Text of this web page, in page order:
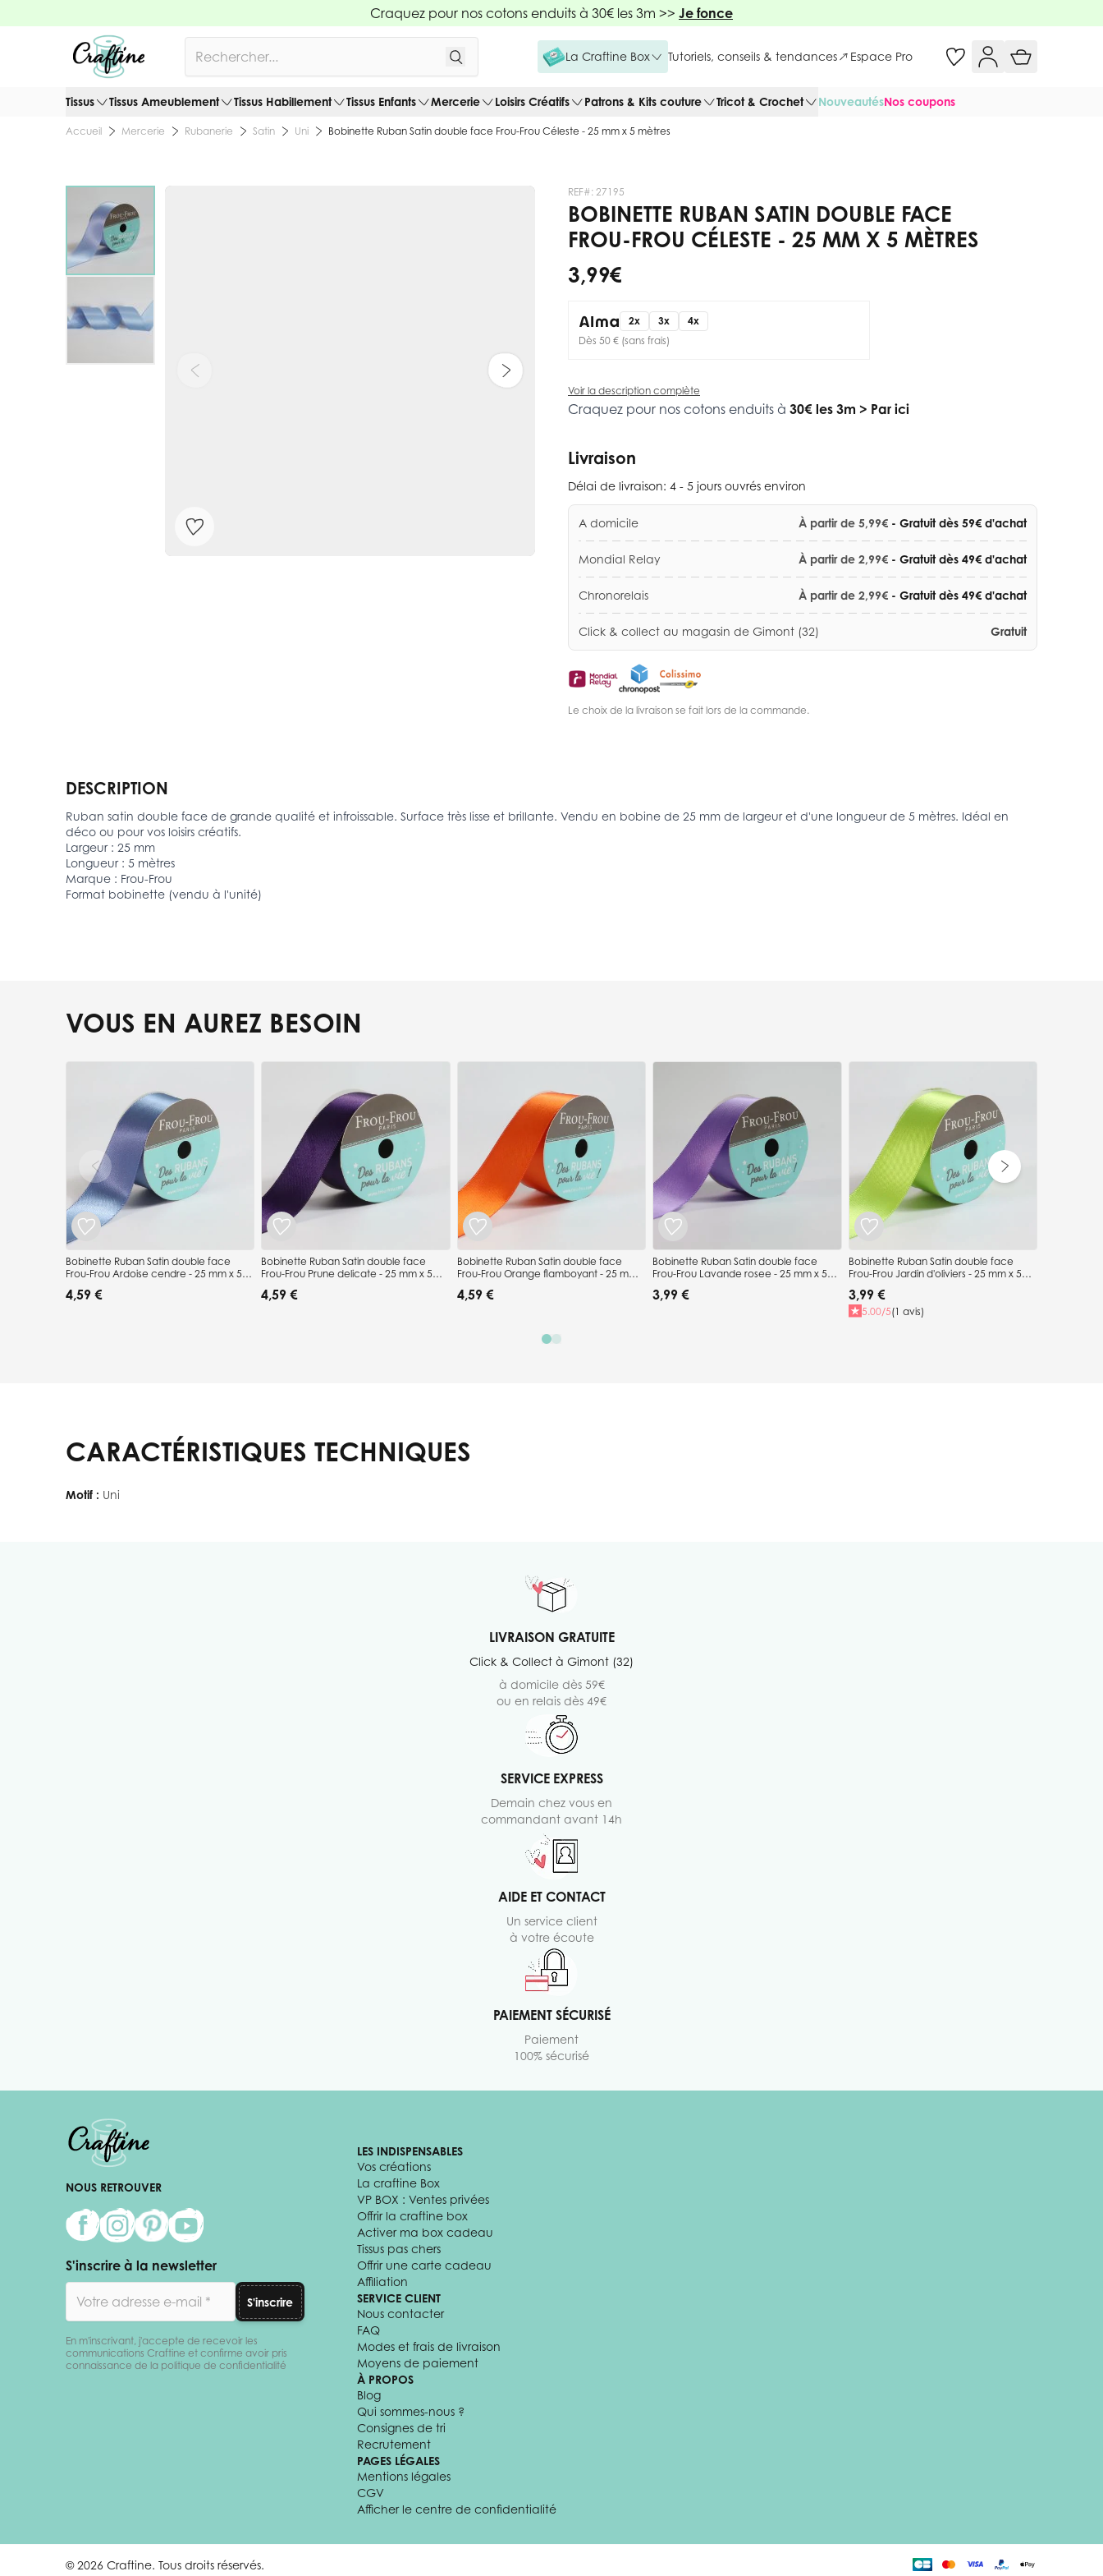
Craquez pour nos cotons enduits à 30€ les 3m >> Je fonce
La Craftine Box Tutoriels, conseils & tendances Espace Pro
Tissus Tissus Ameublement Tissus Habillement Tissus Enfants Mercerie Loisirs Créatifs Patrons & Kits couture Tricot & Crochet NouveautésNos coupons
Accueil Mercerie Rubanerie Satin Uni Bobinette Ruban Satin double face Frou-Frou Céleste - 25 mm x 5 mètres
REF#: 27195
BOBINETTE RUBAN SATIN DOUBLE FACE
FROU-FROU CÉLESTE - 25 MM X 5 MÈTRES
3,99 €
2x 3x
4x
Dès 50 € (sans frais)
Voir la description complète
Craquez pour nos cotons enduits à 30€ les 3m > Par ici
Livraison
Délai de livraison: 4 - 5 jours ouvrés environ
A domicile À partir de 5,99€ - Gratuit dès 59€ d'achat
Mondial Relay À partir de 2,99€ - Gratuit dès 49€ d'achat
Chronorelais À partir de 2,99€ - Gratuit dès 49€ d'achat
Click & collect au magasin de Gimont (32) Gratuit
Le choix de la livraison se fait lors de la commande.
DESCRIPTION
Ruban satin double face de grande qualité et infroissable. Surface très lisse et brillante. Vendu en bobine de 25 mm de largeur et d'une longueur de 5 mètres. Idéal en
déco ou pour vos loisirs créatifs.
Largeur : 25 mm
Longueur : 5 mètres
Marque : Frou-Frou
Format bobinette (vendu à l'unité)
VOUS EN AUREZ BESOIN
Press to skip carousel
Bobinette Ruban Satin double face
Frou-Frou Ardoise cendre - 25 mm x 5
4,59 €
Bobinette Ruban Satin double face
Frou-Frou Prune delicate - 25 mm x 5
4,59 €
Bobinette Ruban Satin double face
Frou-Frou Orange flamboyant - 25 mm x
4,59 €
Bobinette Ruban Satin double face
Frou-Frou Lavande rosee - 25 mm x 5
3,99 €
Bobinette Ruban Satin double face
Frou-Frou Jardin d'oliviers - 25 mm x 5
3,99 €
5.00/5(1 avis)
CARACTÉRISTIQUES TECHNIQUES
Motif : Uni
LIVRAISON GRATUITE
Click & Collect à Gimont (32)
à domicile dès 59€
ou en relais dès 49€
SERVICE EXPRESS
Demain chez vous en
commandant avant 14h
AIDE ET CONTACT
Un service client
à votre écoute
PAIEMENT SÉCURISÉ
Paiement
100% sécurisé
NOUS RETROUVER
S'inscrire à la newsletter
S'inscrire
En m'inscrivant, j'accepte de recevoir les
communications Craftine et confirme avoir pris
connaissance de la politique de confidentialité
LES INDISPENSABLES
Vos créations
La craftine Box
VP BOX : Ventes privées
Offrir la craftine box
Activer ma box cadeau
Tissus pas chers
Offrir une carte cadeau
Affiliation
SERVICE CLIENT
Nous contacter
FAQ
Modes et frais de livraison
Moyens de paiement
À PROPOS
Blog
Qui sommes-nous ?
Consignes de tri
Recrutement
PAGES LÉGALES
Mentions légales
CGV
Afficher le centre de confidentialité
© 2026 Craftine. Tous droits réservés.